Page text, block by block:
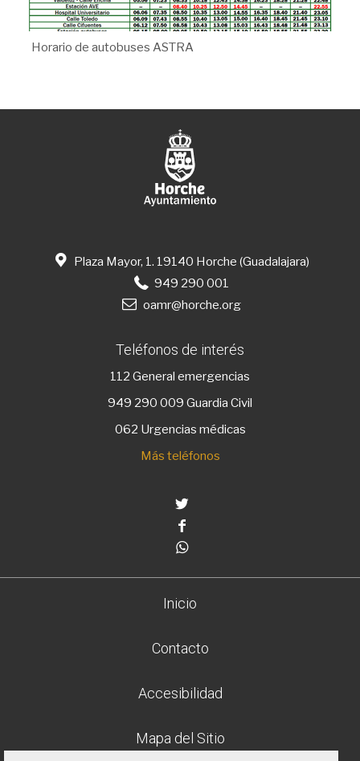
Horario de autobuses ASTRA
Plaza Mayor, 1. 19140 Horche (Guadalajara)
949 290 001
oamr@horche.org
Teléfonos de interés
112 General emergencias
949 290 009 Guardia Civil
062 Urgencias médicas
Más teléfonos
Inicio
Contacto
Accesibilidad
Mapa del Sitio